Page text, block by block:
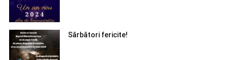
Sărbători fericite!